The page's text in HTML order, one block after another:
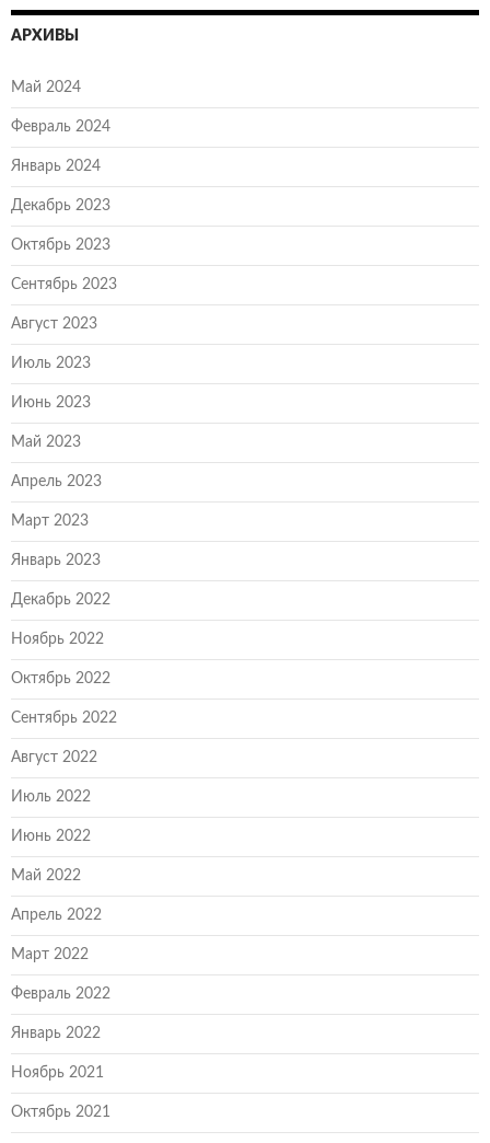
АРХИВЫ
Май 2024
Февраль 2024
Январь 2024
Декабрь 2023
Октябрь 2023
Сентябрь 2023
Август 2023
Июль 2023
Июнь 2023
Май 2023
Апрель 2023
Март 2023
Январь 2023
Декабрь 2022
Ноябрь 2022
Октябрь 2022
Сентябрь 2022
Август 2022
Июль 2022
Июнь 2022
Май 2022
Апрель 2022
Март 2022
Февраль 2022
Январь 2022
Ноябрь 2021
Октябрь 2021